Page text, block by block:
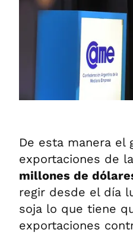
De esta manera el
exportaciones de
millones de
regir desde el día
soja lo que tiene
exportaciones